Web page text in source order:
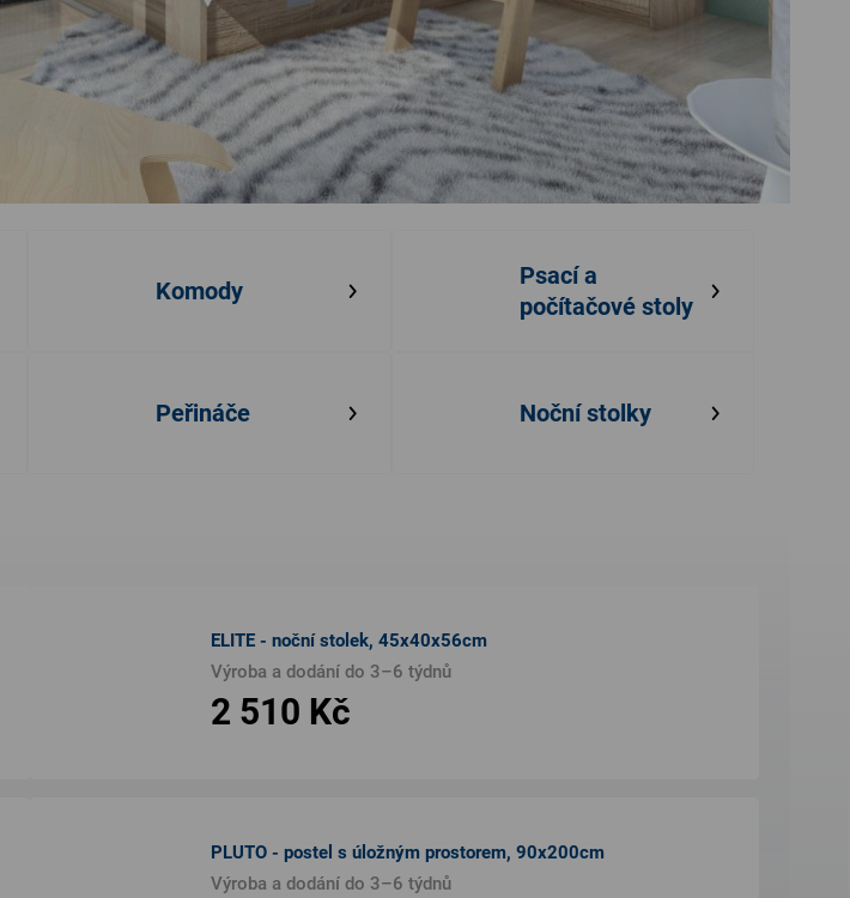
Komody
Psací a
počítačové stoly
Peřináče Noční stolky
ELITE - noční stolek, 45x40x56cm
Výroba a dodání do 3–6 týdnů
2 510 Kč
PLUTO - postel s úložným prostorem, 90x200cm
Výroba a dodání do 3–6 týdnů